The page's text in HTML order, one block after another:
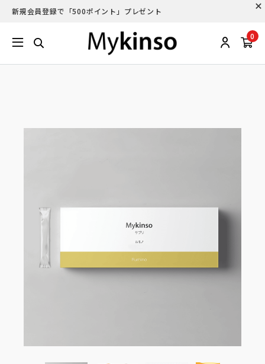
新規会員登録で「500ポイント」プレゼント
0